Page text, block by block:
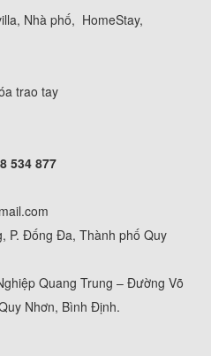
Nhà phố, HomeStay,
trao tay
534 877
P. Đống Đa, Thành phố Quy
Quang Trung – Đường Võ
Nhơn, Bình Định.